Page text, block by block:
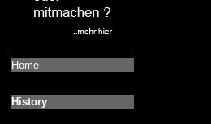
Home
History